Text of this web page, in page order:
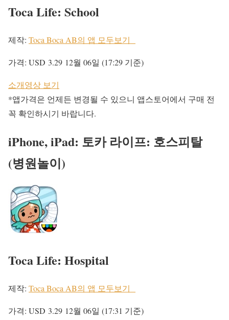
Toca Life: School
제작: Toca Boca AB의 앱 모두보기
가격: USD 3.29 12월 06일 (17:29 기준)
소개영상 보기
*앱가격은 언제든 변경될 수 있으니 앱스토어에서 구매 전
꼭 확인하시기 바랍니다.
iPhone, iPad: 토카 라이프: 호스피탈
(병원놀이)
Toca Life: Hospital
제작: Toca Boca AB의 앱 모두보기
가격: USD 3.29 12월 06일 (17:31 기준)